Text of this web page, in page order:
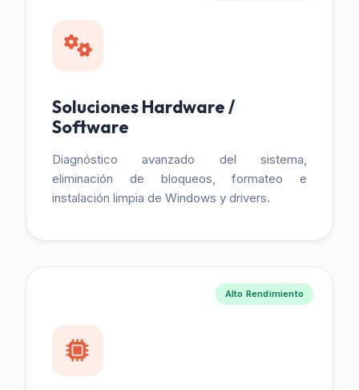
Soluciones Hardware /
Software
Diagnóstico avanzado del sistema,
eliminación de bloqueos, formateo e
instalación limpia de Windows y drivers.
Alto Rendimiento